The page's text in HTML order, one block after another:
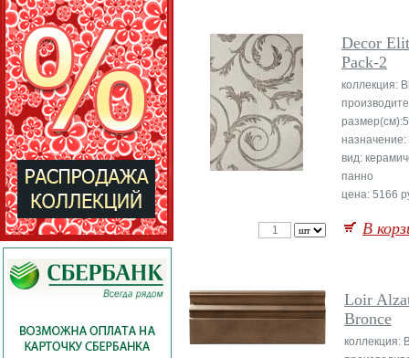
Decor
Pack-2
коллекция:
вид:
панно
цена: 5166
В
Loir
Bronce
коллекция: